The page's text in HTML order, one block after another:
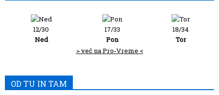
12/30
Ned
17/33
Pon
18/34
Tor
> več na Pro-Vreme <
OD TU IN TAM